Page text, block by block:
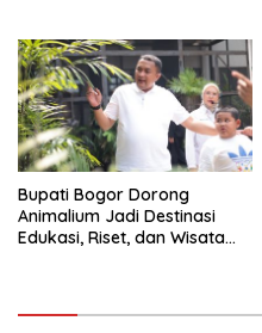
Bupati Bogor Dorong
Animalium Jadi Destinasi
Edukasi, Riset, dan Wisata